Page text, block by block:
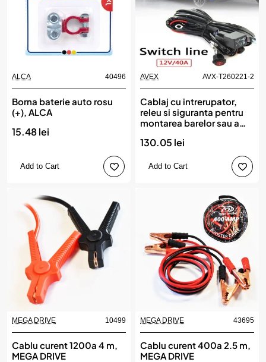
ALCA 40496
Borna baterie auto rosu
(+), ALCA
15.48 lei
Add to Cart
AVEX AVX-T260221-2
Cablaj cu intrerupator,
releu si siguranta pentru
montarea barelor sau a
130.05 lei
Add to Cart
MEGA DRIVE 10499
Cablu curent 1200a 4 m,
MEGA DRIVE
MEGA DRIVE 43695
Cablu curent 400a 2.5 m,
MEGA DRIVE